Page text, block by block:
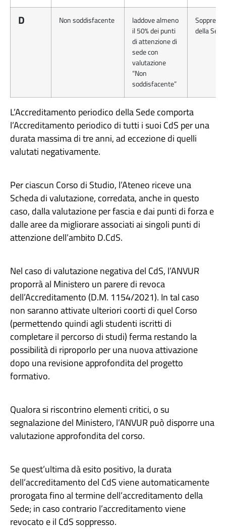
D Non soddisfacente
laddove almeno
il 50% dei punti
di attenzione di
sede con
valutazione
“Non
soddisfacente”
della Sede.
L’Accreditamento periodico della Sede comporta
l’Accreditamento periodico di tutti i suoi CdS per una
durata massima di tre anni, ad eccezione di quelli
valutati negativamente.
Per ciascun Corso di Studio, l’Ateneo riceve una
Scheda di valutazione, corredata, anche in questo
caso, dalla valutazione per fascia e dai punti di forza e
dalle aree da migliorare associati ai singoli punti di
attenzione dell’ambito D.CdS.
Nel caso di valutazione negativa del CdS, l’ANVUR
proporrà al Ministero un parere di revoca
dell’Accreditamento (D.M. 1154/2021). In tal caso
non saranno attivate ulteriori coorti di quel Corso
(permettendo quindi agli studenti iscritti di
completare il percorso di studi) ferma restando la
possibilità di riproporlo per una nuova attivazione
dopo una revisione approfondita del progetto
formativo.
Qualora si riscontrino elementi critici, o su
segnalazione del Ministero, l’ANVUR può disporre una
valutazione approfondita del corso.
Se quest’ultima dà esito positivo, la durata
dell’accreditamento del CdS viene automaticamente
prorogata fino al termine dell’accreditamento della
Sede; in caso contrario l’accreditamento viene
revocato e il CdS soppresso.